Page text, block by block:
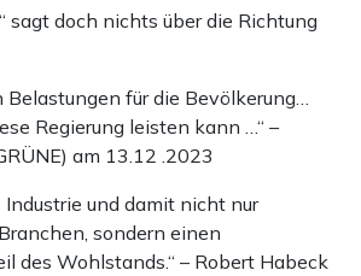
sagt doch nichts über die Richtung
Belastungen für die Bevölkerung…
Regierung leisten kann …“ –
am 13.12 .2023
Industrie und damit nicht nur
sondern einen
des Wohlstands.“ – Robert Habeck